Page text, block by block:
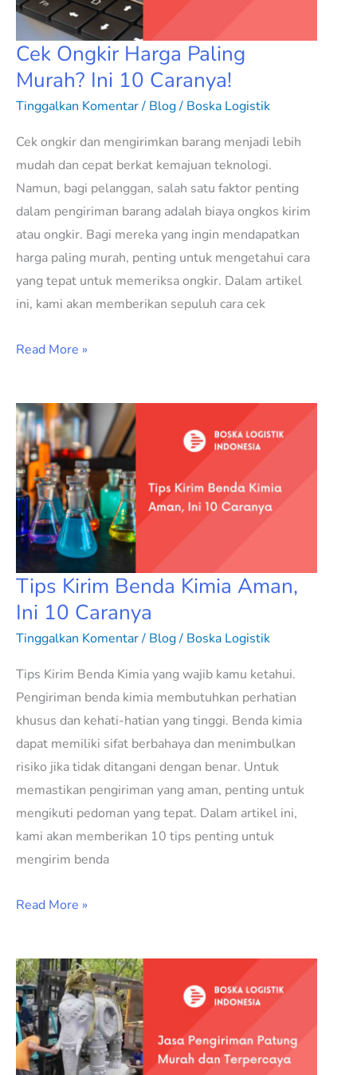
Cek Ongkir Harga Paling
Murah? Ini 10 Caranya!
Tinggalkan Komentar/ Blog/ Boska Logistik
Cek ongkir dan mengirimkan barang menjadi lebih
mudah dan cepat berkat kemajuan teknologi.
Namun, bagi pelanggan, salah satu faktor penting
dalam pengiriman barang adalah biaya ongkos kirim
atau ongkir. Bagi mereka yang ingin mendapatkan
harga paling murah, penting untuk mengetahui cara
yang tepat untuk memeriksa ongkir. Dalam artikel
ini, kami akan memberikan sepuluh cara cek
10
Caranya!
Read More »
Tips Kirim Benda Kimia Aman,
Ini 10 Caranya
Tinggalkan Komentar/ Blog/ Boska Logistik
Tips Kirim Benda Kimia yang wajib kamu ketahui.
Pengiriman benda kimia membutuhkan perhatian
khusus dan kehati-hatian yang tinggi. Benda kimia
dapat memiliki sifat berbahaya dan menimbulkan
risiko jika tidak ditangani dengan benar. Untuk
memastikan pengiriman yang aman, penting untuk
mengikuti pedoman yang tepat. Dalam artikel ini,
kami akan memberikan 10 tips penting untuk
mengirim benda
Tips
Kirim
Benda
Kimia
Aman,
Ini
10
Caranya
Read More »
Jasa
Pengiriman
Patung
Murah
dan